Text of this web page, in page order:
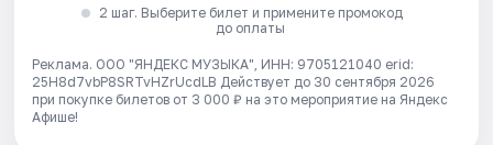
2 шаг. Выберите билет и примените промокод
до оплаты
Реклама. ООО "ЯНДЕКС МУЗЫКА", ИНН: 9705121040 erid:
25H8d7vbP8SRTvHZrUcdLB Действует до 30 сентября 2026
при покупке билетов от 3 000 ₽ на это мероприятие на Яндекс
Афише!